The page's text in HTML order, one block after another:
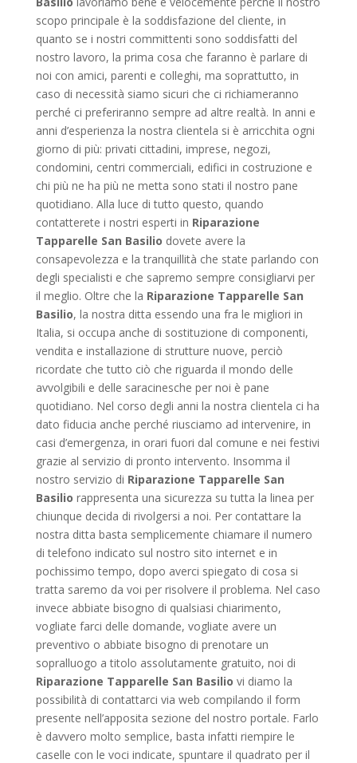
scopo principale è la soddisfazione del cliente, in
quanto se i nostri committenti sono soddisfatti del
nostro lavoro, la prima cosa che faranno è parlare di
noi con amici, parenti e colleghi, ma soprattutto, in
caso di necessità siamo sicuri che ci richiameranno
perché ci preferiranno sempre ad altre realtà. In anni e
anni d’esperienza la nostra clientela si è arricchita ogni
giorno di più: privati cittadini, imprese, negozi,
condomini, centri commerciali, edifici in costruzione e
chi più ne ha più ne metta sono stati il nostro pane
quotidiano. Alla luce di tutto questo, quando
contatterete i nostri esperti in Riparazione
Tapparelle San Basilio dovete avere la
consapevolezza e la tranquillità che state parlando con
degli specialisti e che sapremo sempre consigliarvi per
il meglio. Oltre che la Riparazione Tapparelle San
Basilio, la nostra ditta essendo una fra le migliori in
Italia, si occupa anche di sostituzione di componenti,
vendita e installazione di strutture nuove, perciò
ricordate che tutto ciò che riguarda il mondo delle
avvolgibili e delle saracinesche per noi è pane
quotidiano. Nel corso degli anni la nostra clientela ci ha
dato fiducia anche perché riusciamo ad intervenire, in
casi d’emergenza, in orari fuori dal comune e nei festivi
grazie al servizio di pronto intervento. Insomma il
nostro servizio di Riparazione Tapparelle San
Basilio rappresenta una sicurezza su tutta la linea per
chiunque decida di rivolgersi a noi. Per contattare la
nostra ditta basta semplicemente chiamare il numero
di telefono indicato sul nostro sito internet e in
pochissimo tempo, dopo averci spiegato di cosa si
tratta saremo da voi per risolvere il problema. Nel caso
invece abbiate bisogno di qualsiasi chiarimento,
vogliate farci delle domande, vogliate avere un
preventivo o abbiate bisogno di prenotare un
sopralluogo a titolo assolutamente gratuito, noi di
Riparazione Tapparelle San Basilio vi diamo la
possibilità di contattarci via web compilando il form
presente nell’apposita sezione del nostro portale. Farlo
è davvero molto semplice, basta infatti riempire le
caselle con le voci indicate, spuntare il quadrato per il